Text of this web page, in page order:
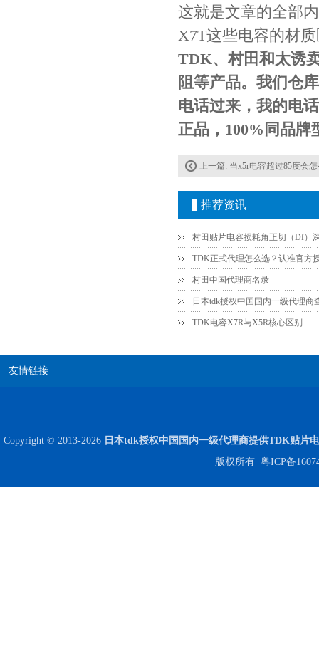
这就是文章的全部
X7T这些电容的材
TDK、村田和太诱
阻等产品。我们仓
电话过来，我的电
正品，100%同品牌
上一篇: 当x5r电容超过85度会
推荐资讯
村田中国代理商名录
日本tdk授权中国国内一级代理商
TDK电容X7R与X5R核心区别
友情链接
Copyright © 2013-2026 日本tdk授权中国国内一级代理商提供TDK贴片
版权所有 粤ICP备